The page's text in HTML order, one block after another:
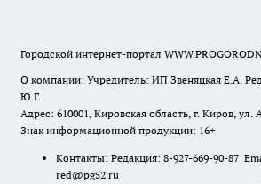
Городской интернет-портал
О компании: Учредитель: ИП Звеняцкая Е.А.
Ю.Г.
Адрес: 610001, Кировская область, г. Киров, ул.
Знак информационной продукции: 16+
Контакты: Редакция: 8-927-669-90-87
red@pg52.ru